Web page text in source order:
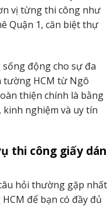
vị từng thi công như
Quận 1, căn biệt thự
động cho sự đa
tường HCM từ Ngô
thiện chính là bằng
nghiệm và uy tín
thi công giấy dán
hỏi thường gặp nhất
để bạn có đầy đủ